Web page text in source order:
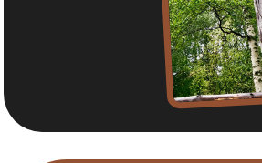
Сплав по реке
Одно из самых захватывающий
развлечений на диком воздухе. Еще
никто не остался равнодушным
после нашего сплава с рыбалкой по